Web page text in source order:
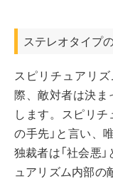
ステレオタイプ
スピリチュアリ
際、敵対者は決ま
します。スピリ
の手先」と言い、
独裁者は「社会悪
ュアリズム内部の